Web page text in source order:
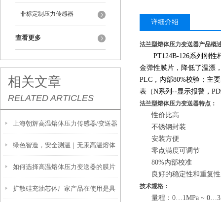
非标定制压力传感器
查看更多
相关文章
RELATED ARTICLES
上海朝辉高温熔体压力传感器/变送器
安装前注意事项
绿色智造，安全测温｜无汞高温熔体
压力变送器，重塑高温测量新标杆
如何选择高温熔体压力变送器的膜片
扩散硅充油芯体厂家产品在使用是具
详细介绍
法兰型熔体压力变送器产品概
PT124B-126系列刚性
金弹性膜片，降低了温漂
PLC，内部80%校验；主
表（N系列--显示报警，
法兰型熔体压力变送器特点：
性价比高
不锈钢封装
安装方便
零点满度可调节
80%内部校准
良好的稳定性和重复性
技术规格：
量程：0…1MPa ~